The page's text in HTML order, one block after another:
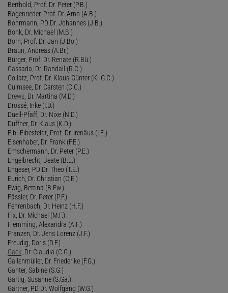
Berthold, Prof. Dr. Peter (P.B.)
Bogenrieder, Prof. Dr. Arno (A.B.)
Bohrmann, PD Dr. Johannes (J.B.)
Bonk, Dr. Michael (M.B.)
Born, Prof. Dr. Jan (J.Bo.)
Braun, Andreas (A.Br.)
Bürger, Prof. Dr. Renate (R.Bü.)
Cassada, Dr. Randall (R.C.)
Collatz, Prof. Dr. Klaus-Günter (K.-G.C.)
Culmsee, Dr. Carsten (C.C.)
Drews , Dr. Martina (M.D.)
Drossé, Inke (I.D.)
Duell-Pfaff, Dr. Nixe (N.D.)
Duffner, Dr. Klaus (K.D.)
Eibl-Eibesfeldt, Prof. Dr. Irenäus (I.E.)
Eisenhaber, Dr. Frank (F.E.)
Emschermann, Dr. Peter (P.E.)
Engelbrecht, Beate (B.E.)
Engeser, PD Dr. Theo (T.E.)
Eurich, Dr. Christian (C.E.)
Ewig, Bettina (B.Ew.)
Fässler, Dr. Peter (P.F.)
Fehrenbach, Dr. Heinz (H.F.)
Fix, Dr. Michael (M.F.)
Flemming, Alexandra (A.F.)
Franzen, Dr. Jens Lorenz (J.F.)
Freudig, Doris (D.F.)
Gack , Dr. Claudia (C.G.)
Gallenmüller, Dr. Friederike (F.G.)
Ganter, Sabine (S.G.)
Gärtig, Susanne (S.Gä.)
Gärtner, PD Dr. Wolfgang (W.G.)